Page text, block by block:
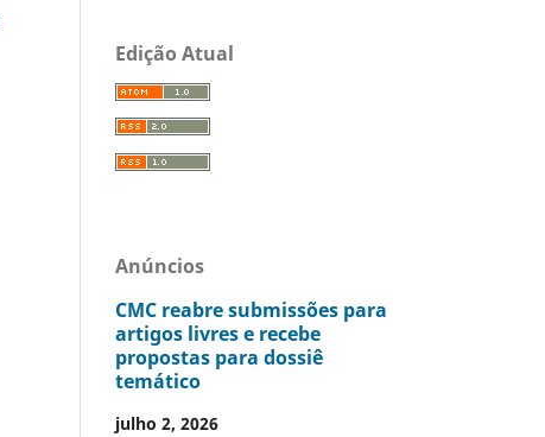
Edição Atual
Anúncios
CMC reabre submissões para
artigos livres e recebe
propostas para dossiê
temático
julho 2, 2026